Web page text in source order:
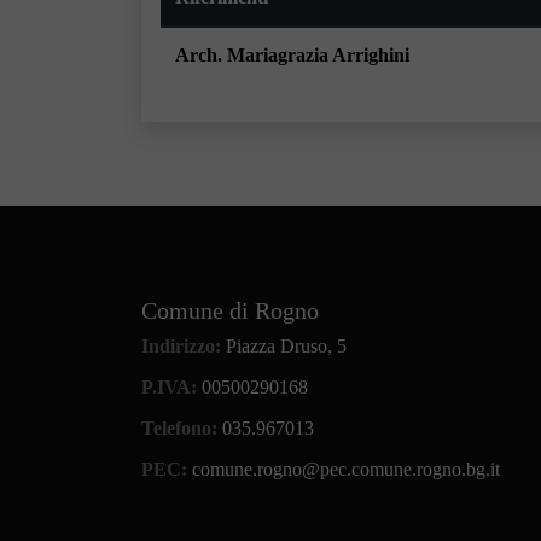
Arch. Mariagrazia Arrighini
Comune di Rogno
Indirizzo: Piazza Druso, 5
P.IVA: 00500290168
Telefono: 035.967013
PEC: comune.rogno@pec.comune.rogno.bg.it